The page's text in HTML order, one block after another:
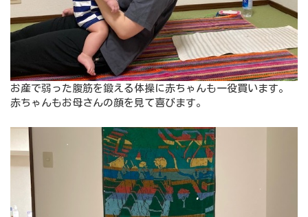
お産で弱った腹筋を鍛える体操に赤ちゃんも一役買います。
赤ちゃんもお母さんの顔を見て喜びます。